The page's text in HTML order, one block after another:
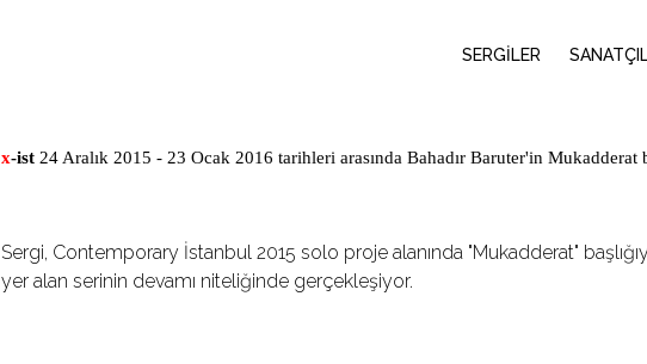
SERGİLER
x-ist24 Aralık 2015 - 23 Ocak 2016 tarihleri arasında Bahadır Baruter'in Mukadderat
Sergi, Contemporary İstanbul 2015 solo proje alanında "Mukadderat"
yer alan serinin devamı niteliğinde gerçekleşiyor.